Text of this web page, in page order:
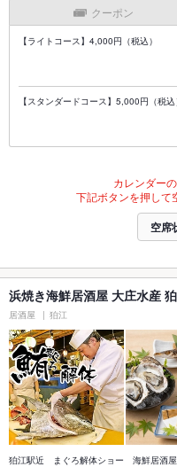
クーポン
【ライトコース】4,000円（税込）
【スタンダードコース】5,000円（税込
カレンダー
下記ボタンを押して
空席
浜焼き海鮮居酒屋 大庄水産
居酒屋 狛江
狛江駅近 まぐろ解体ショー 海鮮居酒屋